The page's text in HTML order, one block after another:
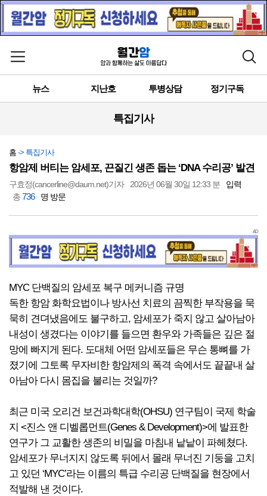
메뉴 열기 검색
뉴스 지난호 투병상담 정기구독
특집기사
홈 -> 특집기사
항암제 버티는 암세포, 끈질긴 생존 돕는 ‘DNA 수리공’ 발견
구효정(cancerline@daum.net)기자 2026년 06월 30일 12:33 분
입력
총736 명 방문
AD
MYC 단백질의 암세포 복구 메커니즘 규명
독한 항암 화학요법이나 방사선 치료의 끔찍한 부작용을 묵
묵히 견뎌냈음에도 불구하고, 암세포가 죽지 않고 살아남아
내성이 생겼다는 이야기를 들으면 환우와 가족들은 깊은 절
망에 빠지게 된다. 도대체 어떤 암세포들은 무슨 통뼈를 가
졌기에 그토록 무자비한 항암제의 폭격 속에서도 끝끝내 살
아남아 다시 몸집을 불리는 것일까?
최근 미국 오리건 보건과학대학(OHSU) 연구팀이 국제 학술
지 <진스 앤 디벨롭먼트(Genes & Development)>에 발표한
연구가 그 교활한 생존의 비밀을 마침내 낱낱이 파헤쳤다.
암세포가 무너지지 않도록 뒤에서 몰래 무너진 기둥을 고치
고 있던 ‘MYC’라는 이름의 특급 수리공 단백질을 현장에서
적발해 낸 것이다.